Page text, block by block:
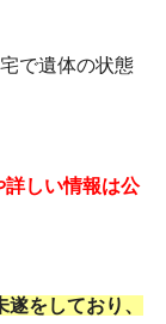
で遺体の状態
しい情報は公
をしており、